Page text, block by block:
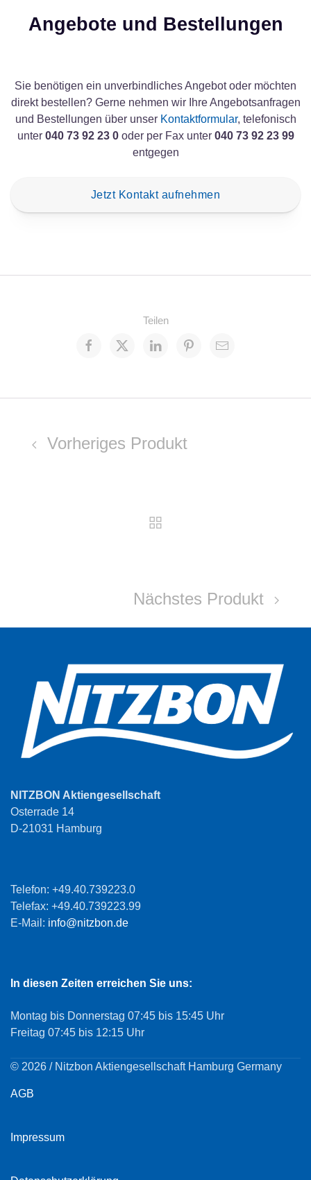
Angebote und Bestellungen
Sie benötigen ein unverbindliches Angebot oder möchten
direkt bestellen? Gerne nehmen wir Ihre Angebotsanfragen
und Bestellungen über unser Kontaktformular, telefonisch
unter 040 73 92 23 0oder per Fax unter 040 73 92 23 99
entgegen
Jetzt Kontakt aufnehmen
Teilen
Vorheriges Produkt
Nächstes Produkt
NITZBON Aktiengesellschaft
Osterrade 14
D-21031 Hamburg
Telefon: +49.40.739223.0
Telefax: +49.40.739223.99
E-Mail: info@nitzbon.de
In diesen Zeiten erreichen Sie uns:
Montag bis Donnerstag 07:45 bis 15:45 Uhr
Freitag 07:45 bis 12:15 Uhr
© 2026 / Nitzbon Aktiengesellschaft Hamburg Germany
AGB
Impressum